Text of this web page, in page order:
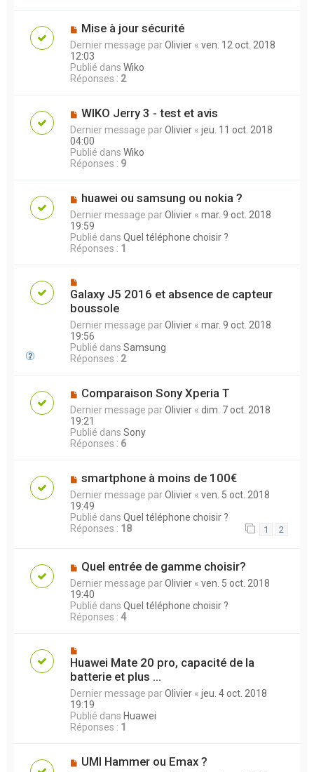
Mise à jour sécurité
Dernier message parOlivier « ven. 12 oct. 2018
12:03
Publié dans Wiko
Réponses : 2
WIKO Jerry 3 - test et avis
Dernier message parOlivier « jeu. 11 oct. 2018
04:00
Publié dans Wiko
Réponses : 9
huawei ou samsung ou nokia ?
Dernier message parOlivier « mar. 9 oct. 2018
19:59
Publié dans Quel téléphone choisir ?
Réponses : 1
Galaxy J5 2016 et absence de capteur
boussole
Dernier message parOlivier « mar. 9 oct. 2018
19:56
Publié dans Samsung
Réponses : 2
Comparaison Sony Xperia T
Dernier message parOlivier « dim. 7 oct. 2018
19:21
Publié dans Sony
Réponses : 6
smartphone à moins de 100€
Dernier message parOlivier « ven. 5 oct. 2018
19:49
Publié dans Quel téléphone choisir ?
Réponses : 18 1 2
Quel entrée de gamme choisir?
Dernier message parOlivier « ven. 5 oct. 2018
19:40
Publié dans Quel téléphone choisir ?
Réponses : 4
Huawei Mate 20 pro, capacité de la
batterie et plus ...
Dernier message parOlivier « jeu. 4 oct. 2018
19:19
Publié dans Huawei
Réponses : 1
UMI Hammer ou Emax ?